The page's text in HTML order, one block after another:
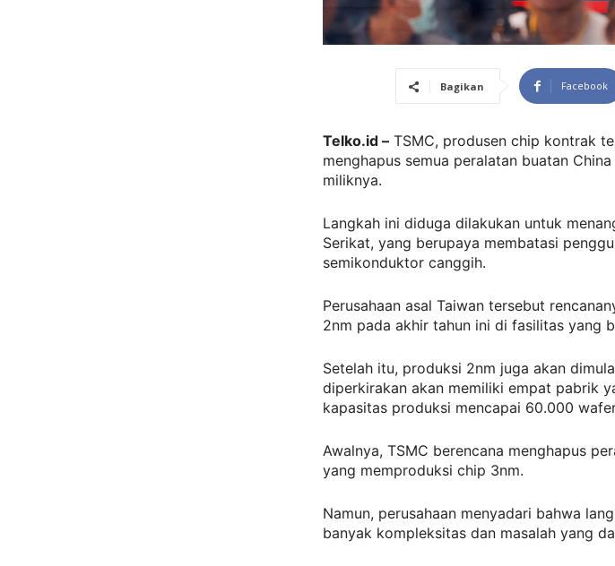
Bagikan Facebook
Telko.id – TSMC, produsen chip kontrak
menghapus semua peralatan buatan
miliknya.
Langkah ini diduga dilakukan untuk
Serikat, yang berupaya membatasi
semikonduktor canggih.
Perusahaan asal Taiwan tersebut
2nm pada akhir tahun ini di fasilitas yang
Setelah itu, produksi 2nm juga akan
diperkirakan akan memiliki empat pabrik
kapasitas produksi mencapai 60.000
Awalnya, TSMC berencana menghapus
yang memproduksi chip 3nm.
Namun, perusahaan menyadari bahwa
banyak kompleksitas dan masalah yang